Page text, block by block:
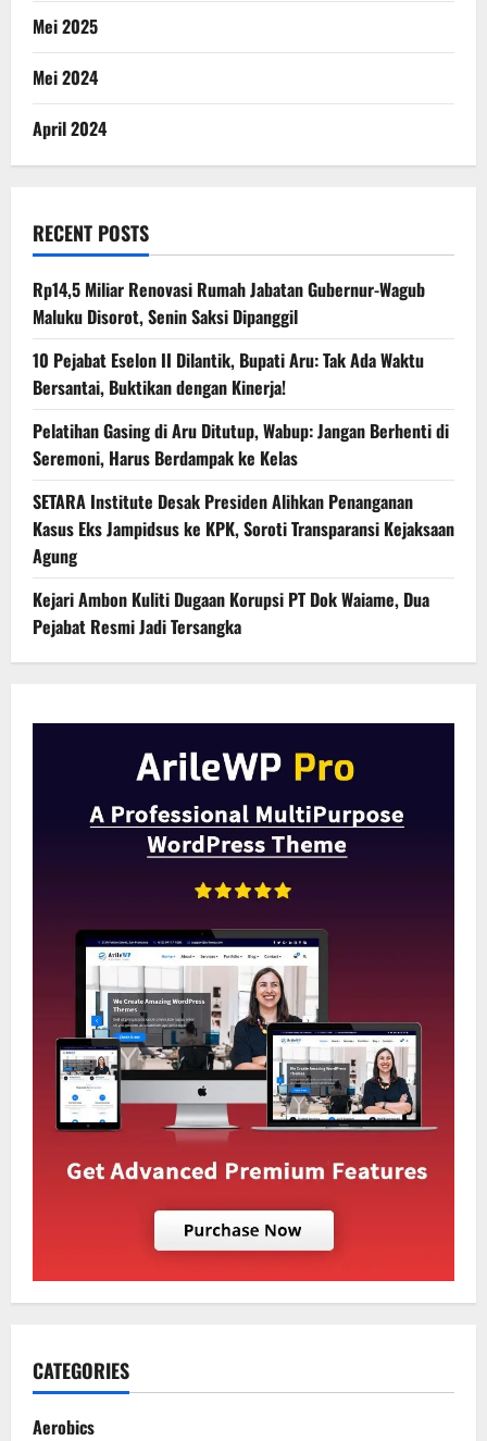
Mei 2025
Mei 2024
April 2024
RECENT POSTS
Rp14,5 Miliar Renovasi Rumah Jabatan Gubernur-Wagub
Maluku Disorot, Senin Saksi Dipanggil
10 Pejabat Eselon II Dilantik, Bupati Aru: Tak Ada Waktu
Bersantai, Buktikan dengan Kinerja!
Pelatihan Gasing di Aru Ditutup, Wabup: Jangan Berhenti di
Seremoni, Harus Berdampak ke Kelas
SETARA Institute Desak Presiden Alihkan Penanganan
Kasus Eks Jampidsus ke KPK, Soroti Transparansi Kejaksaan
Agung
Kejari Ambon Kuliti Dugaan Korupsi PT Dok Waiame, Dua
Pejabat Resmi Jadi Tersangka
CATEGORIES
Aerobics